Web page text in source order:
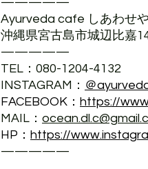
Ayurveda cafe しあわせ
沖縄県宮古島市城辺比嘉
—————
TEL：080-1204-4132
INSTAGRAM： ＠
FACEBOOK： https://
MAIL：
HP： https://
—————